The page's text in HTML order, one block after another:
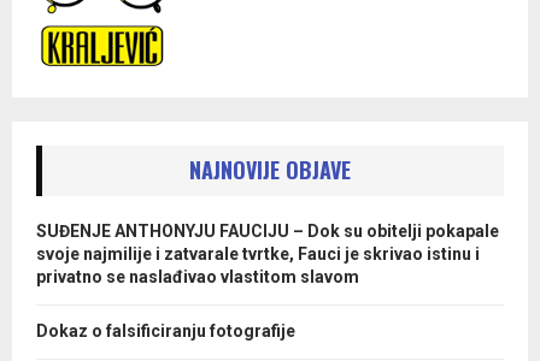
NAJNOVIJE OBJAVE
SUĐENJE ANTHONYJU FAUCIJU – Dok su obitelji pokapale
svoje najmilije i zatvarale tvrtke, Fauci je skrivao istinu i
privatno se naslađivao vlastitom slavom
Dokaz o falsificiranju fotografije